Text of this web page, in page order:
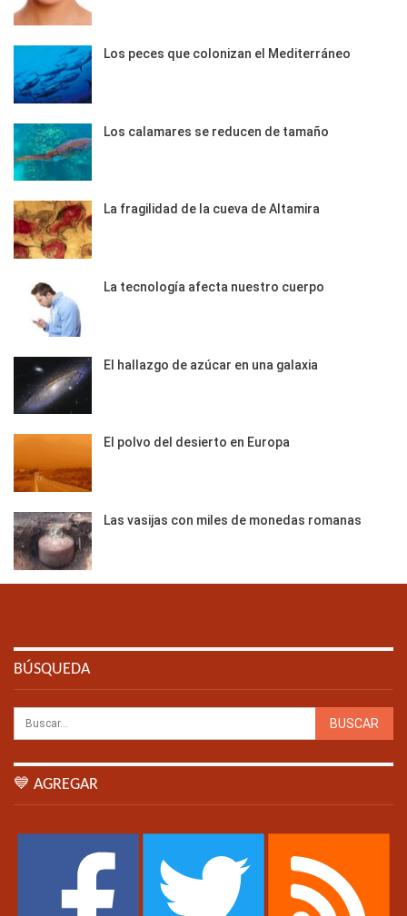
Los peces que colonizan el Mediterráneo
Los calamares se reducen de tamaño
La fragilidad de la cueva de Altamira
La tecnología afecta nuestro cuerpo
El hallazgo de azúcar en una galaxia
El polvo del desierto en Europa
Las vasijas con miles de monedas romanas
BÚSQUEDA
💙 AGREGAR